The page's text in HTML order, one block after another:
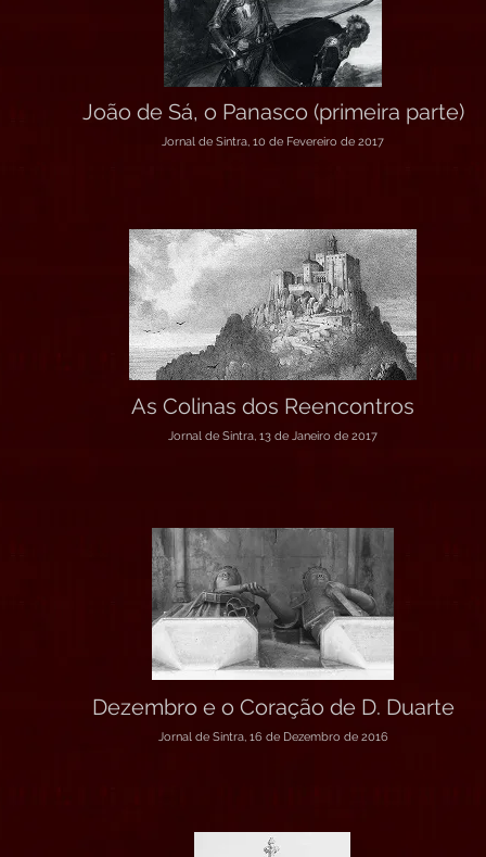
João de Sá, o Panasco (primeira parte)
Jornal de Sintra, 10 de Fevereiro de 2017
As Colinas dos Reencontros
Jornal de Sintra, 13 de Janeiro de 2017
Dezembro e o Coração de D. Duarte
Jornal de Sintra, 16 de Dezembro de 2016